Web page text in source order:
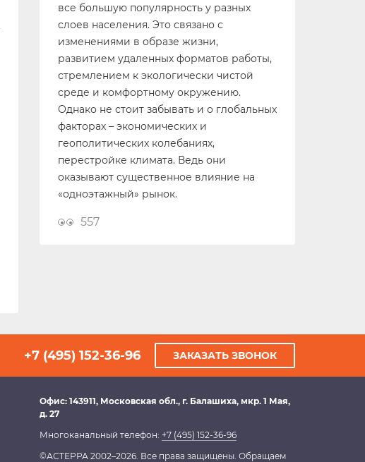
все большую популярность у разных
слоев населения. Это связано с
изменениями в образе жизни,
развитием удаленных форматов работы,
стремлением к экологически чистой
среде и комфортному окружению.
Однако не стоит забывать и о глобальных
факторах – экономических и
геополитических колебаниях,
перестройке климата. Ведь они
оказывают существенное влияние на
«одноэтажный» рынок.
557
+7 (495) 152-36-96 ЗАКАЗАТЬ ЗВОНОК
Офис: 143911, Московская обл., г. Балашиха, мкр. 1 Мая,
д. 27
Многоканальный телефон: +7 (495) 152-36-96
©АСТЕРРА 2002–2026. Все права защищены. Обращаем